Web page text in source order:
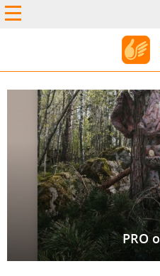
PRO